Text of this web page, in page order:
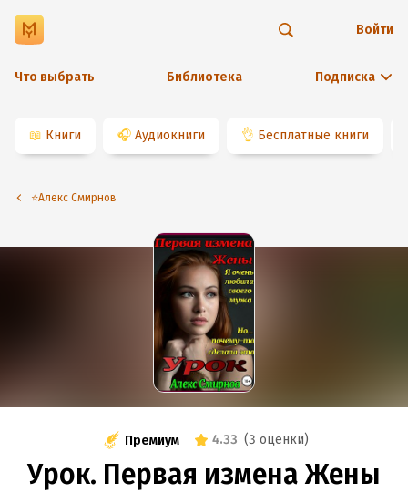
Что выбрать Библиотека Подписка
Войти
📖 Книги 🎧 Аудиокниги 👌 Бесплатные книги
⭐️Алекс Смирнов
Премиум 4.33 (3 оценки)
Урок. Первая измена Жены